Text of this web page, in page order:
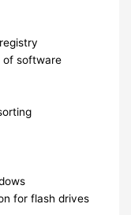
of software
for flash drives